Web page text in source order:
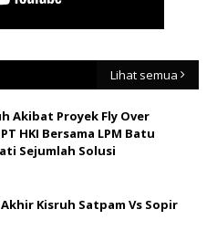
Lihat semua
Akibat Proyek Fly Over
HKI Bersama LPM Batu
Sejumlah Solusi
Kisruh Satpam Vs Sopir